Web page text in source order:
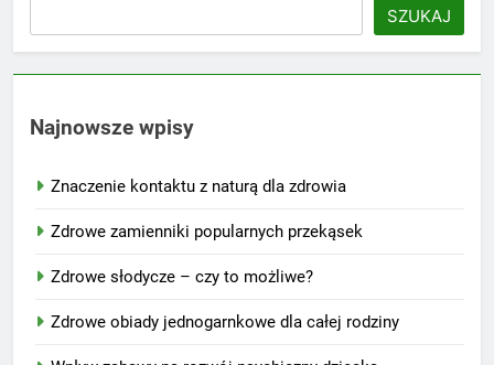
SZUKAJ
Najnowsze wpisy
Znaczenie kontaktu z naturą dla zdrowia
Zdrowe zamienniki popularnych przekąsek
Zdrowe słodycze – czy to możliwe?
Zdrowe obiady jednogarnkowe dla całej rodziny